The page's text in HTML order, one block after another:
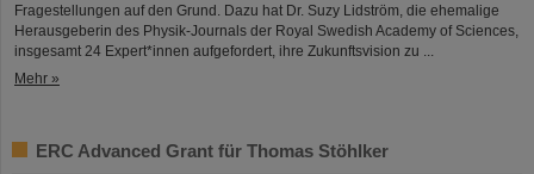
Fragestellungen auf den Grund. Dazu hat Dr. Suzy Lidström, die ehemalige
Herausgeberin des Physik-Journals der Royal Swedish Academy of Sciences,
insgesamt 24 Expert*innen aufgefordert, ihre Zukunftsvision zu ...
Mehr »
ERC Advanced Grant für Thomas Stöhlker